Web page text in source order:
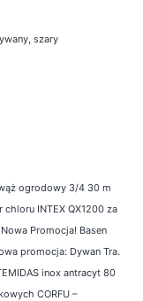
szary
ogrodowy 3/4 30 m
INTEX QX1200 za
Nowa Promocja! Basen
promocja: Dywan Tra.
inox antracyt 80
CORFU –